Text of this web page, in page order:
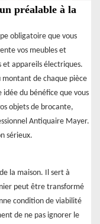
préalable à la
obligatoire que vous
vos meubles et
et appareils électriques.
montant de chaque pièce
idée du bénéfice que vous
objets de brocante,
Antiquaire Mayer.
sérieux.
la maison. Il sert à
peut être transformé
condition de viabilité
de ne pas ignorer le